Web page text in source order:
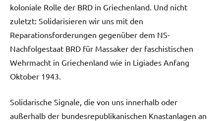
koloniale Rolle der BRD in Griechenland. Und nicht
zuletzt: Solidarisieren wir uns mit den
Reparationsforderungen gegenüber dem NS-
Nachfolgestaat BRD für Massaker der faschistischen
Wehrmacht in Griechenland wie in Ligiades Anfang
Oktober 1943.
Solidarische Signale, die von uns innerhalb oder
außerhalb der bundesrepublikanischen Knastanlagen an